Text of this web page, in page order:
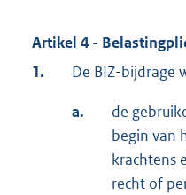
Artikel 4 -
1.
De BIZ-bijdrage
a.
de
begin van
krachtens
recht of